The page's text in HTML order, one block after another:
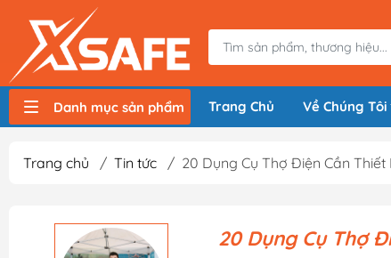
Danh mục sản phẩm Trang Chủ Về Chúng Tôi
Trang chủ / Tin tức / 20 Dụng Cụ Thợ Điện Cần
20 Dụng Cụ Thợ